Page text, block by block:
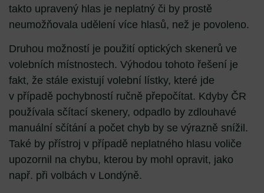
takto upravený hlas je neplatný či by prostě
neumožňovala udělení více hlasů, než je povoleno.
Druhou možností je použití optických skenerů ve
volebních místnostech. Výhodou tohoto řešení je
fakt, že stále existují volební lístky, které jde
v případě pochybností ručně přepočítat. Kdyby ČR
používala sčítací skenery, odpadlo by zdlouhavé
manuální sčítání a počet chyb by se výrazně snížil.
Také by přístroj v případě neplatného hlasu voliče
upozornil na chybu, kterou by mohl opravit, jako
např. při volbách v Londýně.